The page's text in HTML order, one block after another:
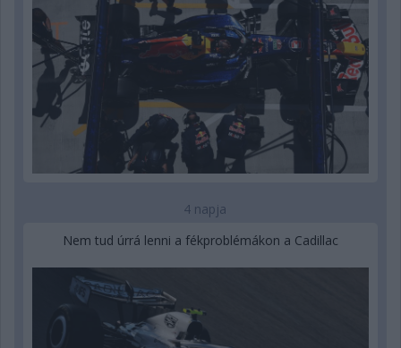
4 napja
Nem tud úrrá lenni a fékproblémákon a Cadillac